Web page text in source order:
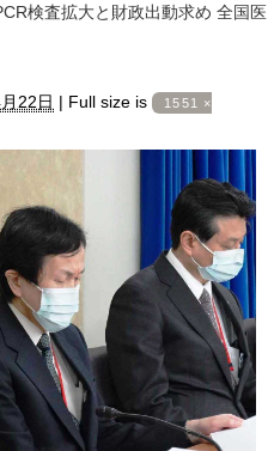
検査拡大と財政出動求め 全国医
22日 | Full size is 1551 ×